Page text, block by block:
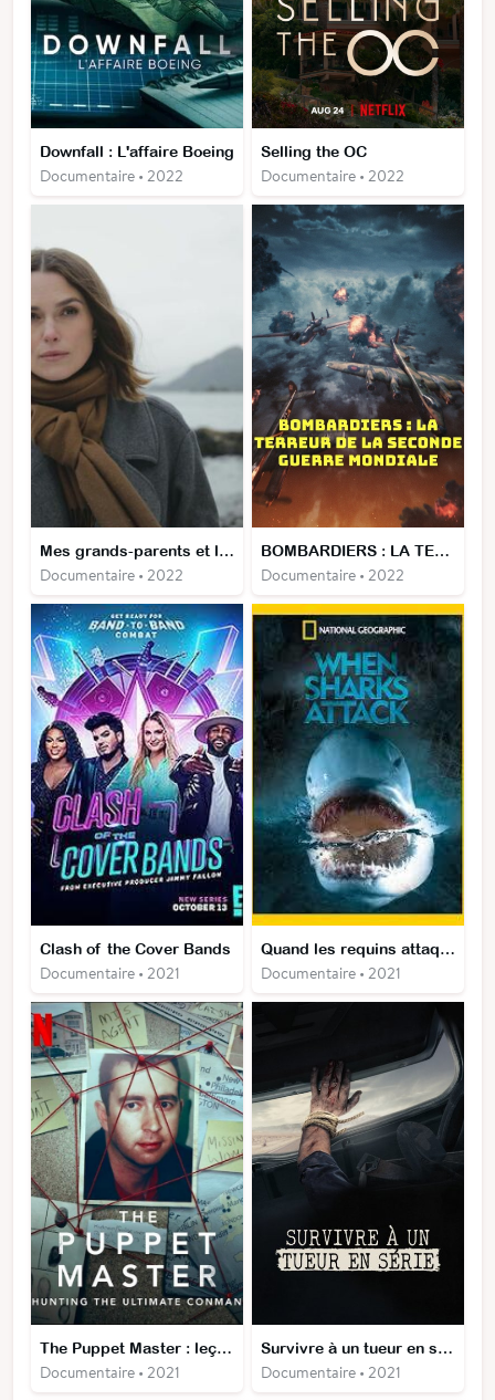
Downfall : L'affaire Boeing
Documentaire • 2022
Selling the OC
Documentaire • 2022
Mes grands-parents et la guerre
Documentaire • 2022
BOMBARDIERS : LA TERREUR DE LA SECONDE GUERRE MONDIALE
Documentaire • 2022
Clash of the Cover Bands
Documentaire • 2021
Quand les requins attaquent
Documentaire • 2021
The Puppet Master : leçons de manipulation
Documentaire • 2021
Survivre à un tueur en série
Documentaire • 2021